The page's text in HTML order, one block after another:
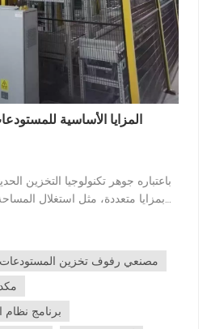
المزايا الأساسية
باعتباره جوهر تكنولوجيا التخزين
مع مختلف سيناريوهات
المكتبات المجسمة الآلية من
مصنعي رفوف تخزين المستودعات
برنامج